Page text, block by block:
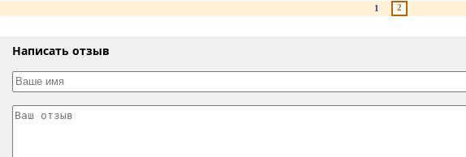
1 2
Написать отзыв